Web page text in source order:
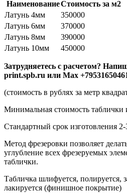
НаименованиеСтоимость за м2
Латунь 4мм
350000
Латунь 6мм
370000
Латунь 8мм
390000
Латунь 10мм
450000
Затрудняетесь с расчетом?
print.spb.ru или Max
(стоимость в рублях за метр
Минимальная стоимость таблички
Стандартный срок изготовления 2-
Метод фрезеровки позволяет
углубление всех фрезеруемых
таблички.
Табличка шлифуется, полируется,
лакируется (финишное покрытие)